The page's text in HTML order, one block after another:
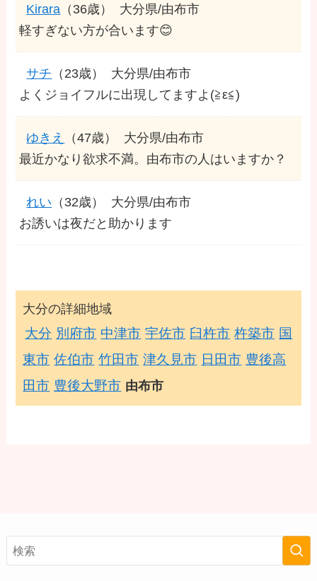
Kirara （36歳）
大分県/由布市
軽すぎない方が合います😊
サチ （23歳）
大分県/由布市
よくジョイフルに出現してますよ(≧ε≦)
ゆきえ （47歳）
大分県/由布市
最近かなり欲求不満。由布市の人はいますか？
れい （32歳）
大分県/由布市
お誘いは夜だと助かります
大分の詳細地域
大分 別府市 中津市 宇佐市 臼杵市 杵築市 国
東市 佐伯市 竹田市 津久見市 日田市 豊後高
田市 豊後大野市 由布市